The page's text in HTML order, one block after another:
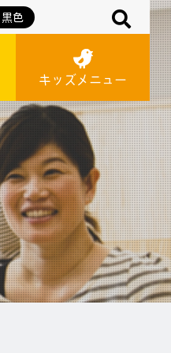
黒色
キッズメニュー